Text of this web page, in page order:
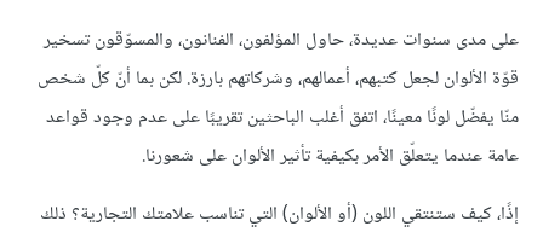
على مدى سنوات عديدة، حاول المؤلفون، الفنانون، والمسوّقون تسخير
قوّة الألوان لجعل كتبهم، أعمالهم، وشركاتهم بارزة. لكن بما أنّ كلّ شخص
منّا يفضّل لونًا معينًا، اتفق أغلب الباحثين تقريبًا على عدم وجود قواعد
عامة عندما يتعلّق الأمر بكيفية تأثير الألوان على شعورنا.
إذًا، كيف ستنتقي اللون (أو الألوان) التي تناسب علامتك التجارية؟ ذلك